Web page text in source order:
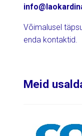
Võimalusel
enda kontaktid.
Meid